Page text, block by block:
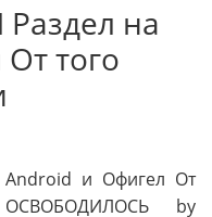
на
того
и Офигел От
by